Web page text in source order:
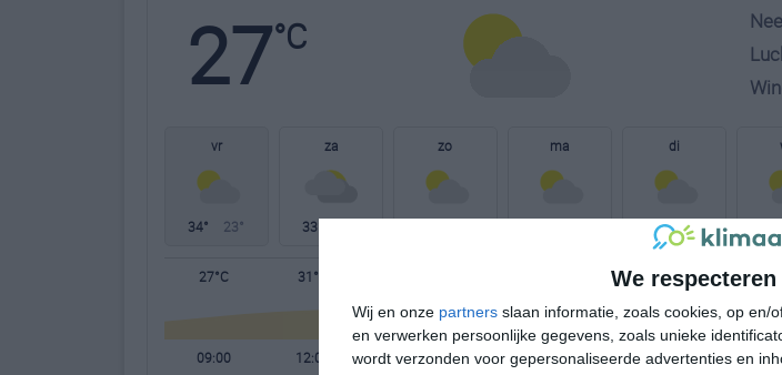
We
Wij en onze partners slaan informatie, zoals cookies, op en/
en verwerken persoonlijke gegevens, zoals unieke
wordt verzonden voor gepersonaliseerde advertenties en
27°C
vr
34° 23°
za
33°
zo ma di
34° 24°
27°C 31°C 27°C 25°C
09:00 12:00 15:00 18:00 21:00 00:00